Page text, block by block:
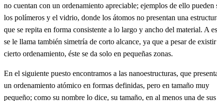
no cuentan con un ordenamiento apreciable; ejemplos de ello pueden
los polímeros y el vidrio, donde los átomos no presentan una
que se repita en forma consistente a lo largo y ancho del material. A
se le llama también simetría de corto alcance, ya que a pesar de existir
cierto ordenamiento, éste se da solo en pequeñas zonas.
En el siguiente puesto encontramos a las nanoestructuras, que
un ordenamiento atómico en formas definidas, pero en tamaño muy
pequeño; como su nombre lo dice, su tamaño, en al menos una de sus